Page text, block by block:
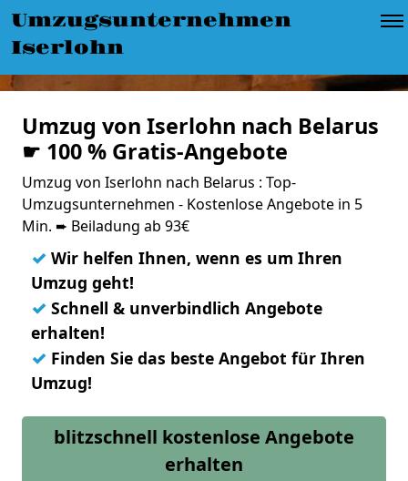
Umzugsunternehmen
Iserlohn
Umzug von Iserlohn nach Belarus
☛ 100 % Gratis-Angebote
Umzug von Iserlohn nach Belarus : Top-
Umzugsunternehmen - Kostenlose Angebote in 5
Min. ➨ Beiladung ab 93€
✓ Wir helfen Ihnen, wenn es um Ihren
Umzug geht!
✓ Schnell & unverbindlich Angebote
erhalten!
✓ Finden Sie das beste Angebot für Ihren
Umzug!
blitzschnell kostenlose Angebote
erhalten